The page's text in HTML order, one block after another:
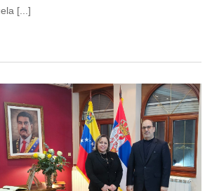
[...]